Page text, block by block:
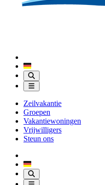
Zeilvakantie
Groepen
Vakantiewoningen
Vrijwilligers
Steun ons